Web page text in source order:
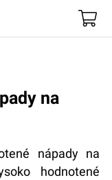
na
nápady na
hodnotené